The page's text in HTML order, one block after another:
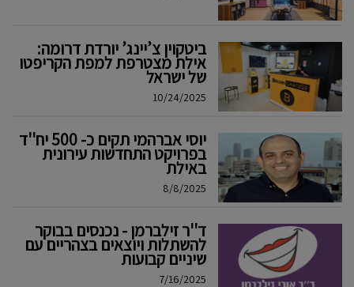
ביטקוין צ’יינג’ יורדת דרומה:
אילת מצטרפת למפת הקריפטו
של ישראל
10/24/2025
יוסי אברהמי תקים כ- 500 יח''ד
בפרויקט התחדשות עירונית
באילת
8/8/2025
ד''ר זילברמן - נכנסים בבוקר
להשתלות ויוצאים בצהריים עם
שיניים קבועות
7/16/2025